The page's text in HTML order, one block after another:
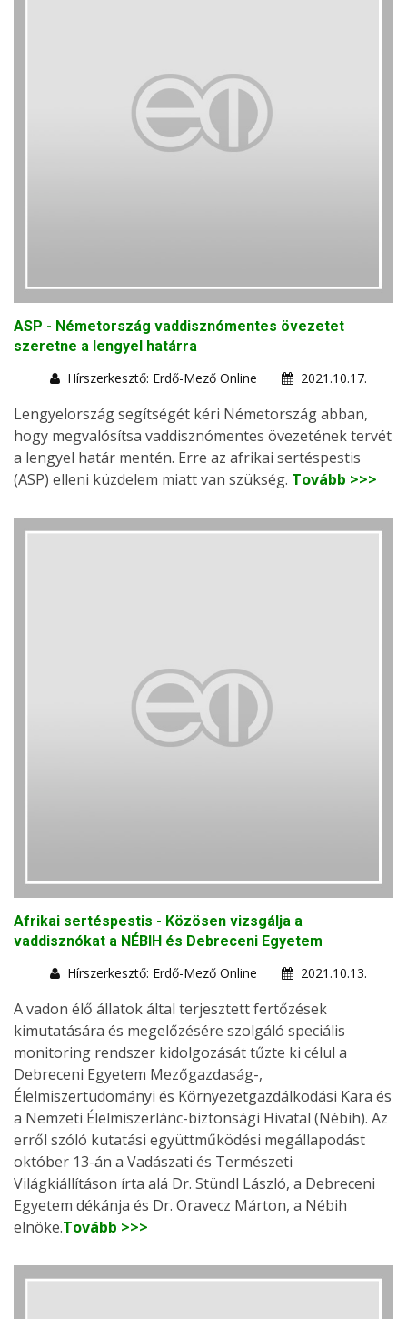
ASP - Németország vaddisznómentes övezetet
szeretne a lengyel határra
Hírszerkesztő: Erdő-Mező Online
2021.10.17.
Lengyelország segítségét kéri Németország abban,
hogy megvalósítsa vaddisznómentes övezetének tervét
a lengyel határ mentén. Erre az afrikai sertéspestis
(ASP) elleni küzdelem miatt van szükség. Tovább >>>
Afrikai sertéspestis - Közösen vizsgálja a
vaddisznókat a NÉBIH és Debreceni Egyetem
Hírszerkesztő: Erdő-Mező Online
2021.10.13.
A vadon élő állatok által terjesztett fertőzések
kimutatására és megelőzésére szolgáló speciális
monitoring rendszer kidolgozását tűzte ki célul a
Debreceni Egyetem Mezőgazdaság-,
Élelmiszertudományi és Környezetgazdálkodási Kara és
a Nemzeti Élelmiszerlánc-biztonsági Hivatal (Nébih). Az
erről szóló kutatási együttműködési megállapodást
október 13-án a Vadászati és Természeti
Világkiállításon írta alá Dr. Stündl László, a Debreceni
Egyetem dékánja és Dr. Oravecz Márton, a Nébih
elnöke.Tovább >>>